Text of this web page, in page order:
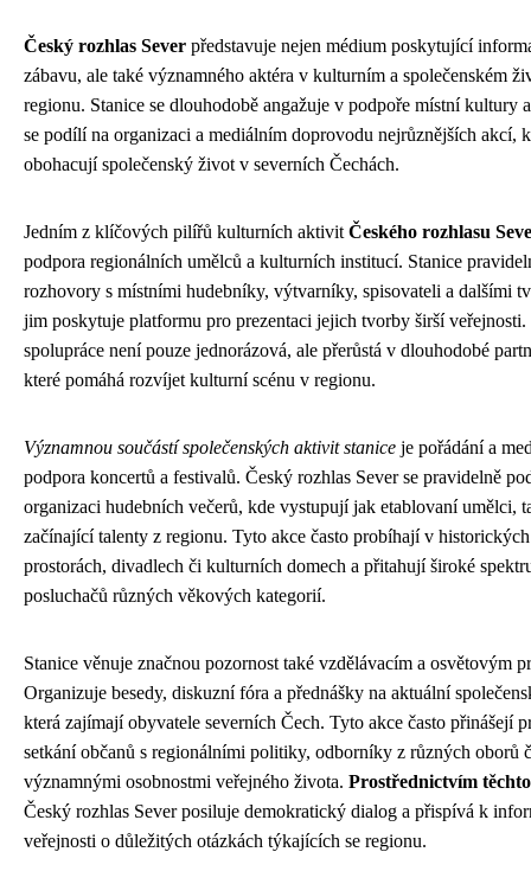
Český rozhlas Sever představuje nejen médium poskytující
zábavu, ale také významného aktéra v kulturním a společenském
regionu. Stanice se dlouhodobě angažuje v podpoře místní kultury
se podílí na organizaci a mediálním doprovodu nejrůznějších akcí,
obohacují společenský život v severních Čechách.
Jedním z klíčových pilířů kulturních aktivit Českého rozhlasu
podpora regionálních umělců a kulturních institucí. Stanice
rozhovory s místními hudebníky, výtvarníky, spisovateli a dalšími
jim poskytuje platformu pro prezentaci jejich tvorby širší veřejnosti.
spolupráce není pouze jednorázová, ale přerůstá v dlouhodobé
které pomáhá rozvíjet kulturní scénu v regionu.
Významnou součástí společenských aktivit stanice je pořádání a
podpora koncertů a festivalů. Český rozhlas Sever se pravidelně
organizaci hudebních večerů, kde vystupují jak etablovaní umělci,
začínající talenty z regionu. Tyto akce často probíhají v historických
prostorách, divadlech či kulturních domech a přitahují široké
posluchačů různých věkových kategorií.
Stanice věnuje značnou pozornost také vzdělávacím a osvětovým
Organizuje besedy, diskuzní fóra a přednášky na aktuální
která zajímají obyvatele severních Čech. Tyto akce často přinášejí
setkání občanů s regionálními politiky, odborníky z různých oborů
významnými osobnostmi veřejného života. Prostřednictvím
Český rozhlas Sever posiluje demokratický dialog a přispívá k
veřejnosti o důležitých otázkách týkajících se regionu.